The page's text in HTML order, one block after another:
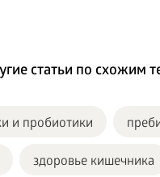
статьи по схожим
и пробиотики
здоровье кишечника